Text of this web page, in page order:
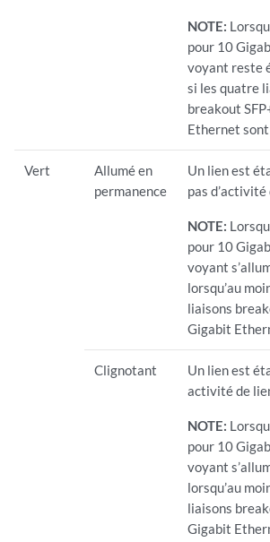
NOTE:
pour 10
voyant reste
si les quatre
breakout
Ethernet
Vert
Allumé en
permanence
Un lien est
pas d’activité
NOTE:
pour 10
voyant
lorsqu’au
liaisons
Gigabit
Clignotant
Un lien est
activité de
NOTE:
pour 10
voyant
lorsqu’au
liaisons
Gigabit